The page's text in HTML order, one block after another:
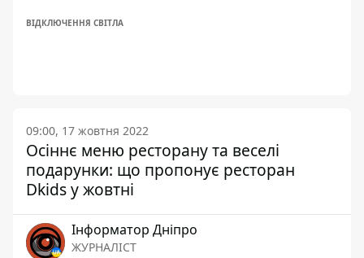
ВІДКЛЮЧЕННЯ СВІТЛА
09:00, 17 жовтня 2022
Осіннє меню ресторану та веселі
подарунки: що пропонує ресторан
Dkids у жовтні
Інформатор Дніпро
ЖУРНАЛІСТ